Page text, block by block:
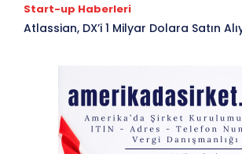
Start-up Haberleri
Atlassian, DX’i 1 Milyar Dolara Satın